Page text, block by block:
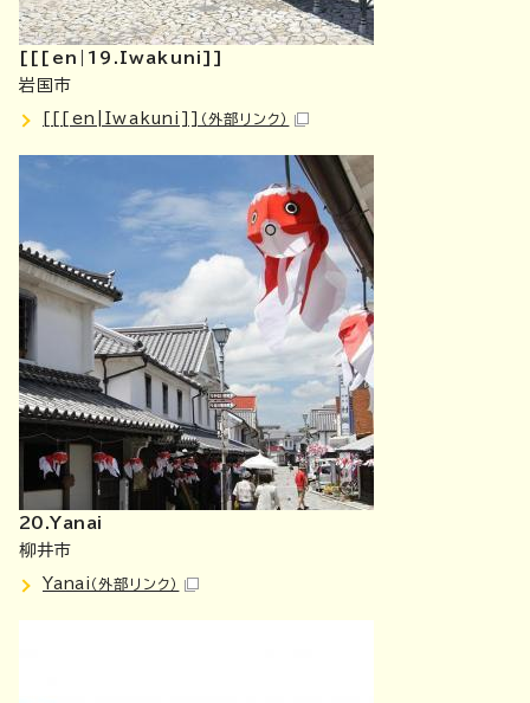
[[[en|19.Iwakuni]]
岩国市
[[[en|Iwakuni]] （外部リンク）
20.Yanai
柳井市
Yanai （外部リンク）